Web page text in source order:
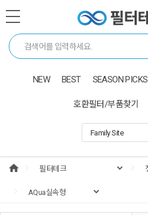
NEW BEST SEASON PICKS
호환필터/부품찾기